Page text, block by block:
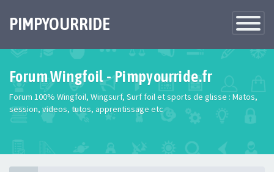
Toggle
PIMPYOURRIDE
Forum Wingfoil - Pimpyourride.fr
Forum 100% Wingfoil, Wingsurf, Surf foil et sports de glisse : Matos,
session, videos, tutos, apprentissage etc